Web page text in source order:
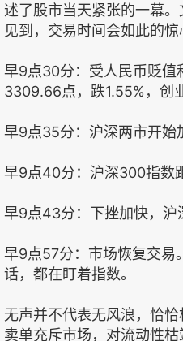
述了股市当天紧张的一幕
见到，交易时间会如此的惊
早9点30分：受人民币贬值
3309.66点，跌1.55%，创
早9点35分：沪深两市开始
早9点40分：沪深300指数
早9点43分：下挫加快，沪
早9点57分：市场恢复交易
话，都在盯着指数。
无声并不代表无风浪，恰
卖单充斥市场，对流动性枯